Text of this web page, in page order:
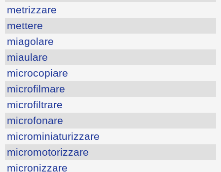
metrizzare
mettere
miagolare
miaulare
microcopiare
microfilmare
microfiltrare
microfonare
microminiaturizzare
micromotorizzare
micronizzare